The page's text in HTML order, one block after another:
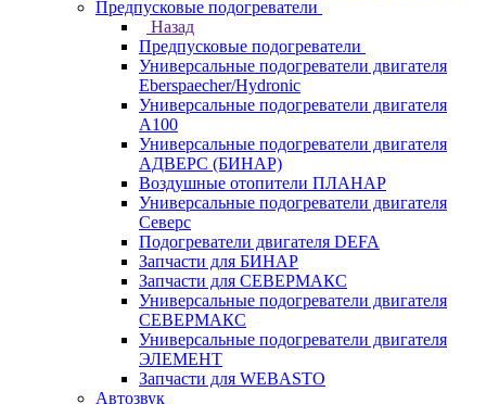
Предпусковые подогреватели
Назад
Предпусковые подогреватели
Универсальные подогреватели двигателя
Eberspaecher/Hydronic
Универсальные подогреватели двигателя
A100
Универсальные подогреватели двигателя
АДВЕРС (БИНАР)
Воздушные отопители ПЛАНАР
Универсальные подогреватели двигателя
Северс
Подогреватели двигателя DEFA
Запчасти для БИНАР
Запчасти для СЕВЕРМАКС
Универсальные подогреватели двигателя
СЕВЕРМАКС
Универсальные подогреватели двигателя
ЭЛЕМЕНТ
Запчасти для WEBASTO
Автозвук